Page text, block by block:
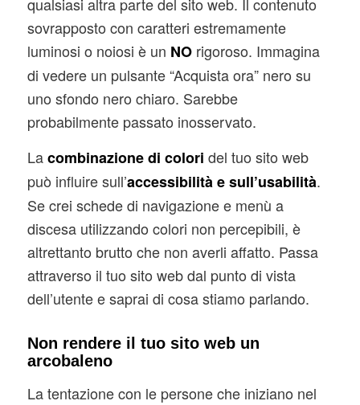
sovrapposto con caratteri estremamente
luminosi o noiosi è un NOrigoroso. Immagina
di vedere un pulsante “Acquista ora” nero su
uno sfondo nero chiaro. Sarebbe
probabilmente passato inosservato.
Lacombinazione di colori del tuo sito web
può influire sull’accessibilità e sull’usabilità.
Se crei schede di navigazione e menù a
discesa utilizzando colori non percepibili, è
altrettanto brutto che non averli affatto. Passa
attraverso il tuo sito web dal punto di vista
dell’utente e saprai di cosa stiamo parlando.
Non rendere il tuo sito web un
arcobaleno
La tentazione con le persone che iniziano nel